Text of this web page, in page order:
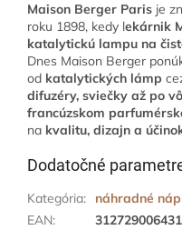
Maison Berger Paris je
roku 1898, kedy lekárnik
katalytickú lampu na
Dnes Maison Berger
od katalytických lámp
difuzéry, sviečky až po
francúzskom
na kvalitu, dizajn a
Dodatočné
Kategória:
náhradné
EAN: